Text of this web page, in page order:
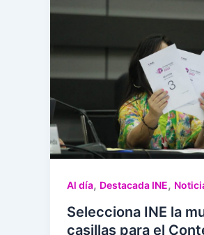
Al día, Destacada INE,
Selecciona INE la
casillas para el